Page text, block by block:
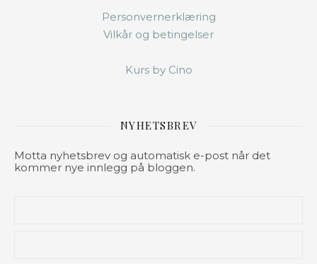
Personvernerklæring
Vilkår og betingelser
Kurs by Cino
NYHETSBREV
Motta nyhetsbrev og automatisk e-post når det
kommer nye innlegg på bloggen.